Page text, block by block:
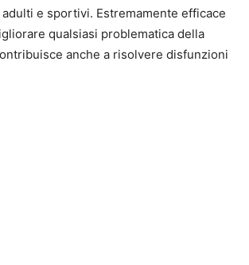
e sportivi. Estremamente efficace
qualsiasi problematica della
anche a risolvere disfunzioni